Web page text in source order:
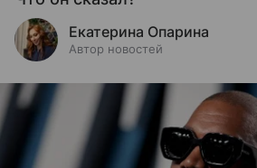
Екатерина Опарина
Автор новостей